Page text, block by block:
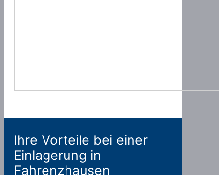
Ihre Vorteile bei einer
Einlagerung in
Fahrenzhausen